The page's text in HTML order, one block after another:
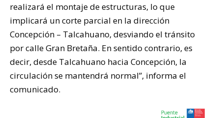
realizará el montaje de estructuras, lo que
implicará un corte parcial en la dirección
Concepción – Talcahuano, desviando el tránsito
por calle Gran Bretaña. En sentido contrario, es
decir, desde Talcahuano hacia Concepción, la
circulación se mantendrá normal”, informa el
comunicado.